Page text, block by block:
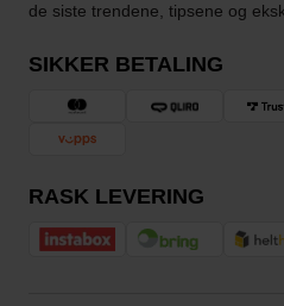
de siste trendene, tipsene og
SIKKER BETALING
RASK LEVERING